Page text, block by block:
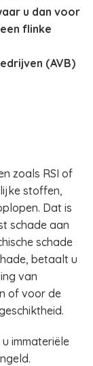
u dan voor
flinke
(AVB)
zoals RSI of
stoffen,
Dat is
schade aan
schade
betaalt u
van
of voor de
immateriële